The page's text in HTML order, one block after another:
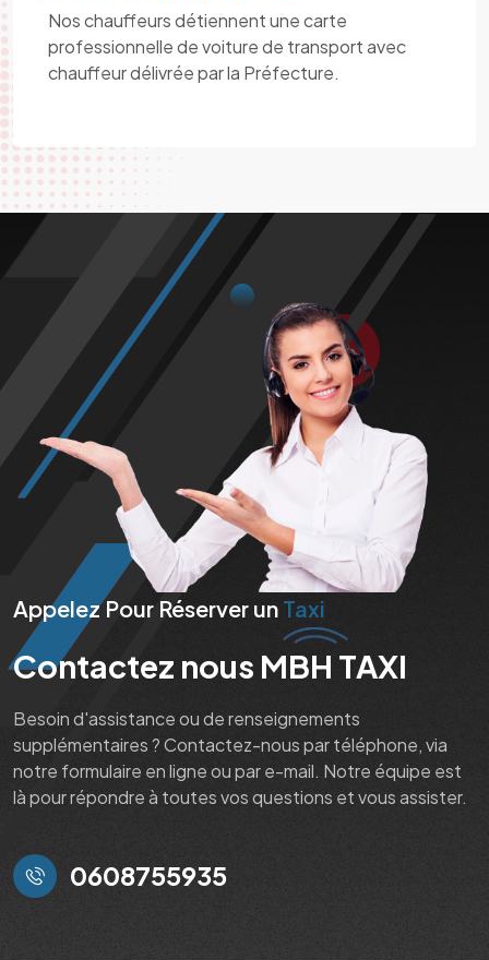
Nos chauffeurs détiennent une carte
professionnelle de voiture de transport avec
chauffeur délivrée par la Préfecture.
Appelez Pour Réserver un Taxi
Contactez nous MBH TAXI
Besoin d'assistance ou de renseignements
supplémentaires ? Contactez-nous par téléphone, via
notre formulaire en ligne ou par e-mail. Notre équipe est
là pour répondre à toutes vos questions et vous assister.
0608755935